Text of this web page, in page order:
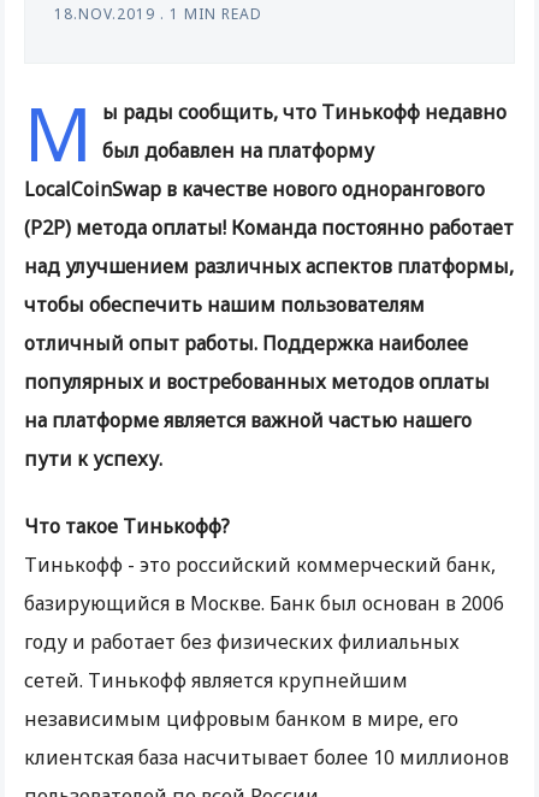
18.NOV.2019 . 1 MIN READ
М
ы рады сообщить, что Тинькофф недавно
был добавлен на платформу
LocalCoinSwap в качестве нового однорангового
(P2P) метода оплаты! Команда постоянно работает
над улучшением различных аспектов платформы,
чтобы обеспечить нашим пользователям
отличный опыт работы. Поддержка наиболее
популярных и востребованных методов оплаты
на платформе является важной частью нашего
пути к успеху.
Что такое Тинькофф?
Тинькофф - это российский коммерческий банк,
базирующийся в Москве. Банк был основан в 2006
году и работает без физических филиальных
сетей. Тинькофф является крупнейшим
независимым цифровым банком в мире, его
клиентская база насчитывает более 10 миллионов